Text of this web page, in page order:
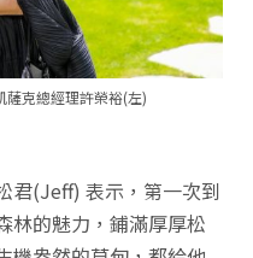
薩克總經理許榮裕(左)
君(Jeff) 表示，第一次到
林的魅力，鋪滿厚厚松